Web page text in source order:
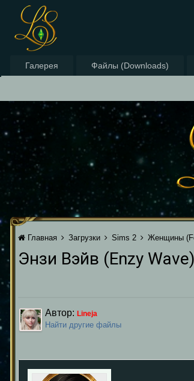
Галерея Файлы (Downloads)
Главная Загрузки Sims 2 Женщины
Энзи Вэйв (Enzy Wave)
Автор: Lineja
Найти другие файлы